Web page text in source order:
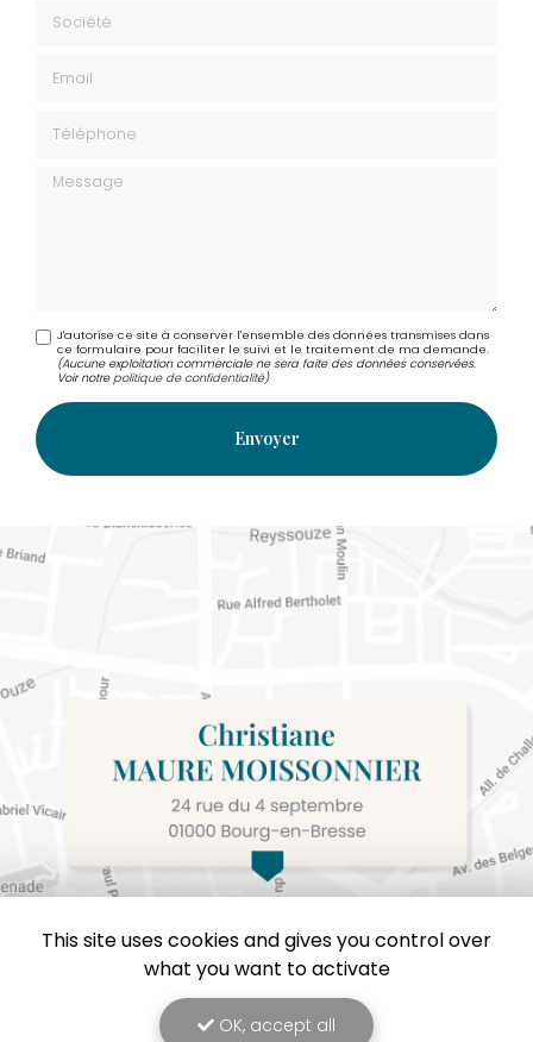
Message
J'autorise ce site à conserver l'ensemble des données transmises dans
ce formulaire pour faciliter le suivi et le traitement de ma demande.
(Aucune exploitation commerciale ne sera faite des données conservées.
Voir notrepolitique de confidentialité)
This site uses cookies and gives you control over
what you want to activate
OK, accept all